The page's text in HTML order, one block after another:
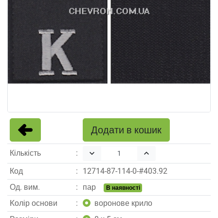
Додати в кошик
Кількість keyboard_arrow_down keyboard_arrow_up
Код 12714-87-114-0-#403.92
Од. вим.
пар В наявності
Kолір основи
воронове крило